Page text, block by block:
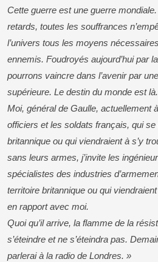
Cette guerre est une guerre
retards, toutes les souffrances
l’univers tous les moyens
ennemis. Foudroyés aujourd’hui par
pourrons vaincre dans l’avenir par
supérieure. Le destin du monde est là.
Moi, général de Gaulle, actuellement
officiers et les soldats français, qui
britannique ou qui viendraient à s’y
sans leurs armes, j’invite les
spécialistes des industries
territoire britannique ou qui
en rapport avec moi.
Quoi qu’il arrive, la flamme de la
s’éteindre et ne s’éteindra pas.
parlerai à la radio de Londres. »